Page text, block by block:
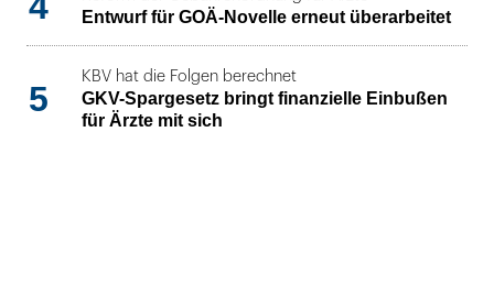
Entwurf für GOÄ-Novelle erneut überarbeitet
5
KBV hat die Folgen berechnet
GKV-Spargesetz bringt finanzielle Einbußen
für Ärzte mit sich